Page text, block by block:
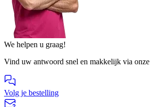
We helpen u graag!
Vind uw antwoord snel en makkelijk via onze
Volg je bestelling